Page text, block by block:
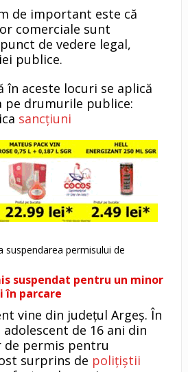
de important este că
comerciale sunt
de vedere legal,
publice.
în aceste locuri se aplică
pe drumurile publice:
sancțiuni
suspendarea permisului de
suspendat pentru un minor
în parcare
vine din județul Argeș. În
de 16 ani din
permis pentru
surprins de polițiștii